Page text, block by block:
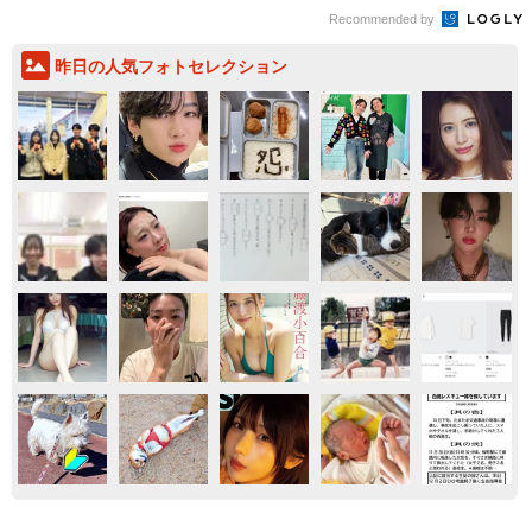
Recommended by
昨日の人気フォトセレクション